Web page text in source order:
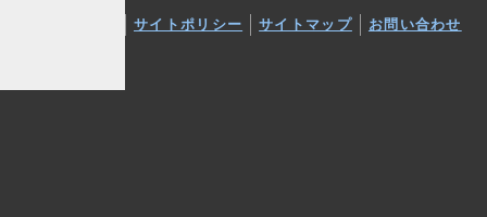
サイトポリシー サイトマップ お問い合わせ